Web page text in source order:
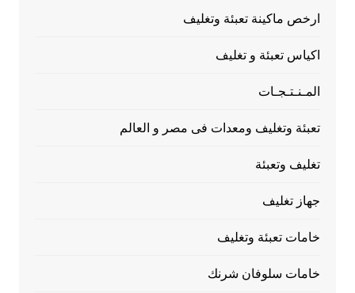
ارخص ماكينة تعبئة وتغليف
اكياس تعبئة و تغليف
المـنـتـجـات
تعبئة وتغليف ومعدات فى مصر و العالم
تغليف وتعبئة
جهاز تغليف
خامات تعبئة وتغليف
خامات سلوفان شرنك